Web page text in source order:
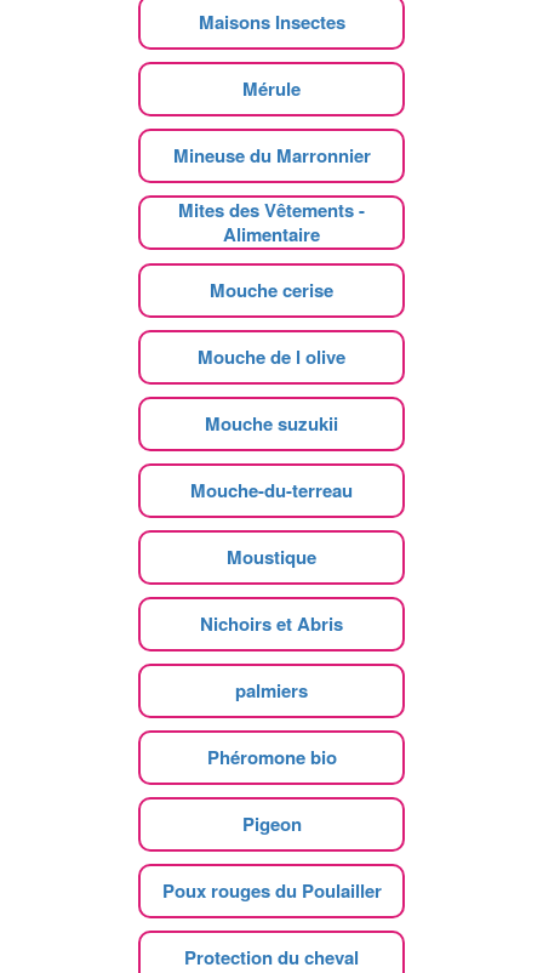
Maisons Insectes
Mérule
Mineuse du Marronnier
Mites des Vêtements -
Alimentaire
Mouche cerise
Mouche de l olive
Mouche suzukii
Mouche-du-terreau
Moustique
Nichoirs et Abris
palmiers
Phéromone bio
Pigeon
Poux rouges du Poulailler
Protection du cheval